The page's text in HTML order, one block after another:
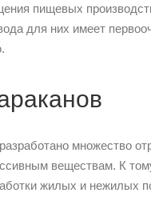
пищевых
для них имеет
множество
веществам. К
жилых и нежилых